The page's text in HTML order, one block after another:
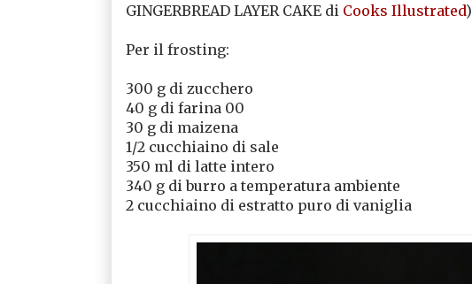
GINGERBREAD LAYER CAKE di Cooks Illustrated)
Per il frosting:
300 g di zucchero
40 g di farina 00
30 g di maizena
1/2 cucchiaino di sale
350 ml di latte intero
340 g di burro a temperatura ambiente
2 cucchiaino di estratto puro di vaniglia